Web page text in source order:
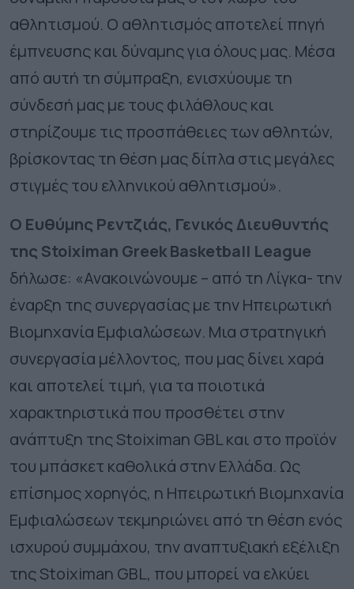
αθλητισμού. Ο αθλητισμός αποτελεί πηγή
έμπνευσης και δύναμης για όλους μας. Μέσα
από αυτή τη σύμπραξη, ενισχύουμε τη
σύνδεσή μας με τους φιλάθλους και
στηρίζουμε τις προσπάθειες των αθλητών,
βρίσκοντας τη θέση μας δίπλα στις μεγάλες
στιγμές του ελληνικού αθλητισμού».
Ο Ευθύμης Ρεντζιάς, Γενικός Διευθυντής
της Stoiximan Greek Basketball League
δήλωσε: «Ανακοινώνουμε – από τη Λίγκα- την
έναρξη της συνεργασίας με την Ηπειρωτική
Βιομηχανία Εμφιαλώσεων. Μια στρατηγική
συνεργασία μέλλοντος, που μας δίνει χαρά
και αποτελεί τιμή, για τα ποιοτικά
χαρακτηριστικά που προσθέτει στην
ανάπτυξη της Stoiximan GBL και στο προϊόν
του μπάσκετ καθολικά στην Ελλάδα. Ως
επίσημος χορηγός, η Ηπειρωτική Βιομηχανία
Εμφιαλώσεων τεκμηριώνει από τη θέση ενός
ισχυρού συμμάχου, την αναπτυξιακή εξέλιξη
της Stoiximan GBL, που μπορεί να ελκύει